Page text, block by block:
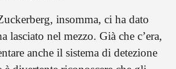
insomma, ci ha dato
lasciato nel mezzo. Già che c’era,
anche il sistema di detezione